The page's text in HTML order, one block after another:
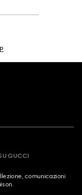
GUCCI
comunicazioni